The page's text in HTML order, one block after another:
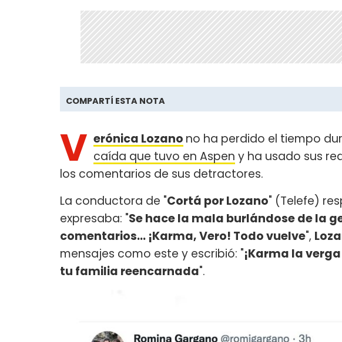
COMPARTÍ ESTA NOTA
V erónica Lozano no ha perdido el tiempo
caída que tuvo en Aspen y ha usado sus
los comentarios de sus detractores.
La conductora de "Cortá por Lozano" (Telefe)
expresaba: "Se hace la mala burlándose de la
comentarios... ¡Karma, Vero! Todo vuelve",
mensajes como este y escribió: "¡Karma la
tu familia reencarnada".